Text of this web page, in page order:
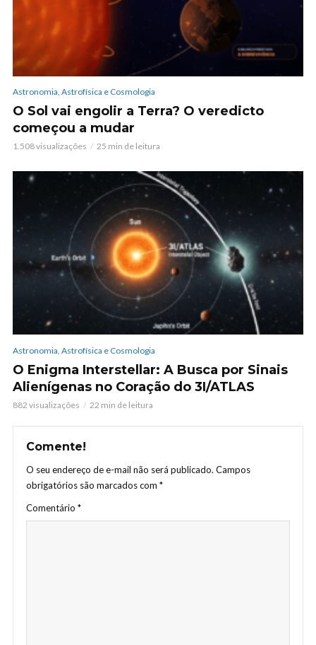
Astronomia, Astrofísica e Cosmologia
O Sol vai engolir a Terra? O veredicto
começou a mudar
1.508 visualizações 25 min de leitura
Astronomia, Astrofísica e Cosmologia
O Enigma Interstellar: A Busca por Sinais
Alienígenas no Coração do 3I/ATLAS
882 visualizações 22 min de leitura
Comente!
O seu endereço de e-mail não será publicado. Campos
obrigatórios são marcados com *
Comentário *